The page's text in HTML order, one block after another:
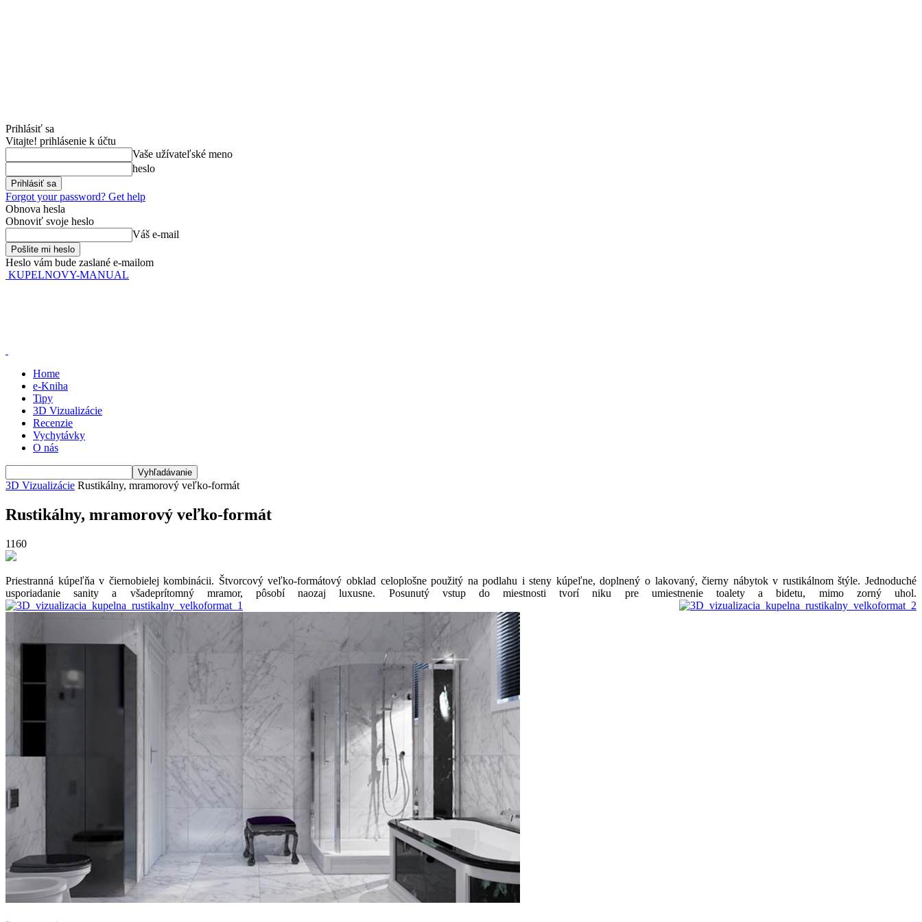
Prihlásiť sa
Vitajte! prihlásenie k účtu
Vaše užívateľské meno
heslo
Forgot your password? Get help
Obnova hesla
Obnoviť svoje heslo
Váš e-mail
Heslo vám bude zaslané e-mailom
KUPELNOVY-MANUAL
Home
e-Kniha
Tipy
3D Vizualizácie
Recenzie
Vychytávky
O nás
3D Vizualizácie Rustikálny, mramorový veľko-formát
Rustikálny, mramorový veľko-formát
1160
Priestranná kúpeľňa v čiernobielej kombinácii. Štvorcový veľko-formátový obklad celoplošne použitý na podlahu i steny kúpeľne, doplnený o lakovaný, čierny nábytok v rustikálnom štýle. Jednoduché
usporiadanie sanity a všadeprítomný mramor, pôsobí naozaj luxusne. Posunutý vstup do miestnosti tvorí niku pre umiestnenie toalety a bidetu, mimo zorný uhol.